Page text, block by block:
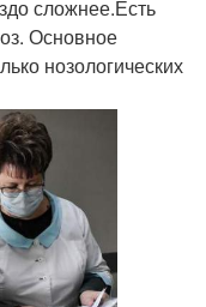
сложнее.Есть
Основное
нозологических